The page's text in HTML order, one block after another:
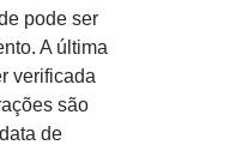
pode ser
A última
verificada
são
de